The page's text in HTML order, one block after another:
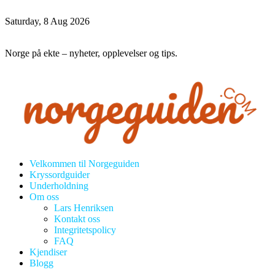
Saturday, 8 Aug 2026
Norge på ekte – nyheter, opplevelser og tips.
Velkommen til Norgeguiden
Kryssordguider
Underholdning
Om oss
Lars Henriksen
Kontakt oss
Integritetspolicy
FAQ
Kjendiser
Blogg